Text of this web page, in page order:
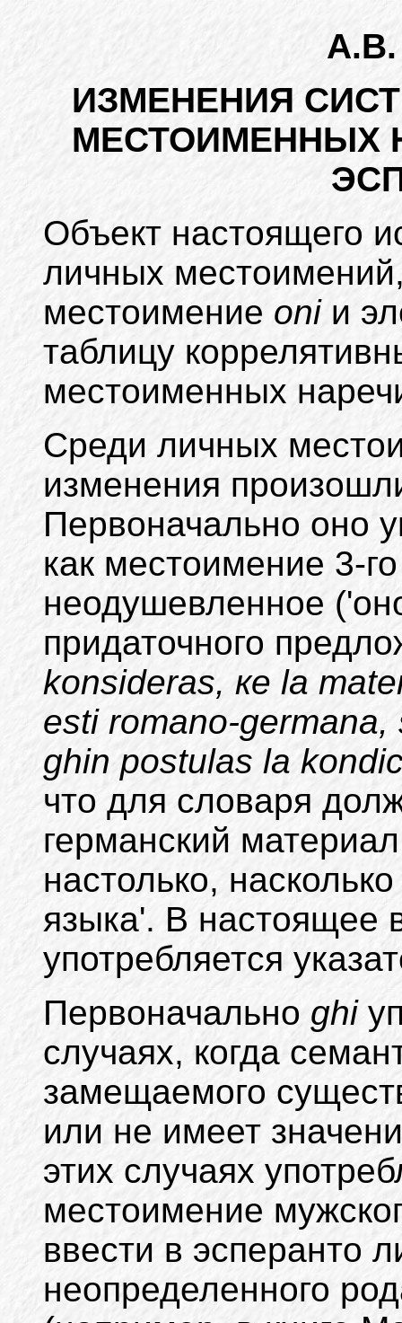
А.В.
ИЗМЕНЕНИЯ
МЕСТОИМЕННЫХ
Объект настоящего
личных
местоимение oni и
таблицу
местоименных
Среди личных
изменения
Первоначально оно
как местоимение 3-
неодушевленное
придаточного
konsideras, ке la
esti romano-
ghin postulas la
что для словаря
германский
настолько,
языка'. В настоящее
употребляется
Первоначально ghi
случаях, когда
замещаемого
или не имеет
этих случаях
местоимение
ввести в эсперанто
неопределенного